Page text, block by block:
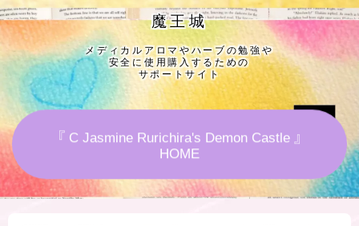
★全種/アロマハーブスパイス基材 プチ辞典ク
イズ＆プチ辞典
★アロマ検定＋αクイズ
★アロマハーブ傾向チェック
魔王城
メディカルアロマやハーブの勉強や
安全に使用購入するための
サポートサイト
『 C Jasmine Rurichira's Demon Castle 』
HOME